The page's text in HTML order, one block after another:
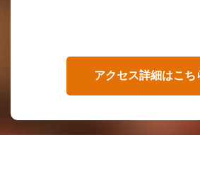
アクセス詳細はこち